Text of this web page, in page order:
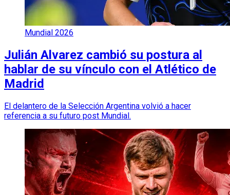
Mundial 2026
Julián Alvarez cambió su postura al
hablar de su vínculo con el Atlético de
Madrid
El delantero de la Selección Argentina volvió a hacer
referencia a su futuro post Mundial.